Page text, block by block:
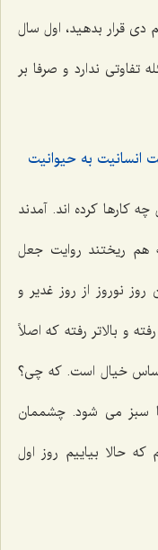
دی قرار بدهید، اول سال
تفاوتی ندارد و صرفا بر
انسانیت به حیوانیت
کارها کرده اند. آمدند
هم ریختند روایت جعل
روز نوروز از روز غدیر و
و بالاتر رفته که اصلاً
اساس خیال است. که چی؟
سبز می شود. چشممان
حالا بیاییم روز اول